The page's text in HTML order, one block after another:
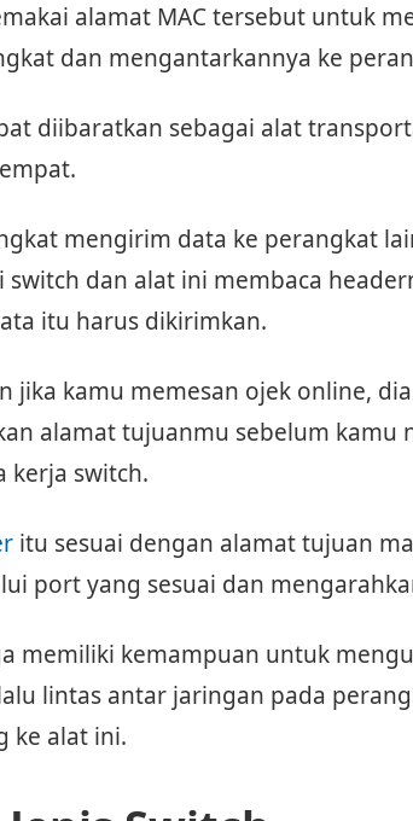
alamat MAC tersebut untuk
dan mengantarkannya ke
diibaratkan sebagai alat
mengirim data ke perangkat
switch dan alat ini membaca
itu harus dikirimkan.
jika kamu memesan ojek online,
alamat tujuanmu sebelum kamu
kerja switch.
itu sesuai dengan alamat tujuan
port yang sesuai dan
memiliki kemampuan untuk
lintas antar jaringan pada
ke alat ini.